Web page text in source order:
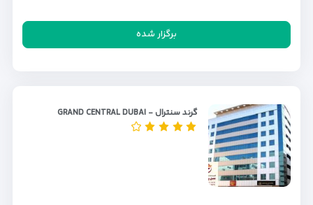
برگزار شده
گرند سنترال - GRAND CENTRAL DUBAI